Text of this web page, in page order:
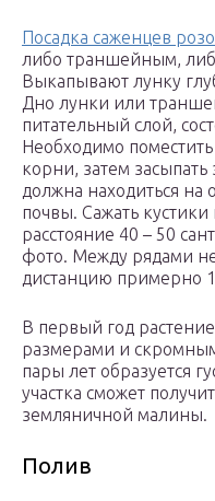
Посадка саженцев
либо траншейным,
Выкапывают лунку
Дно лунки или
питательный слой,
Необходимо
корни, затем
должна находиться на
почвы. Сажать
расстояние 40 – 50
фото. Между рядами
дистанцию примерно
В первый год
размерами и
пары лет образуется
участка сможет
земляничной малины.
Полив